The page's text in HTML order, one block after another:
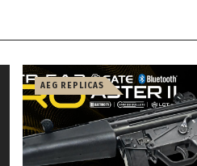
AEG REPLICAS